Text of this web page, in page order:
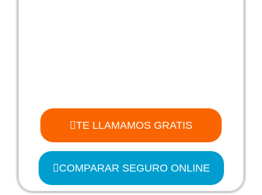
TE LLAMAMOS GRATIS
COMPARAR SEGURO ONLINE